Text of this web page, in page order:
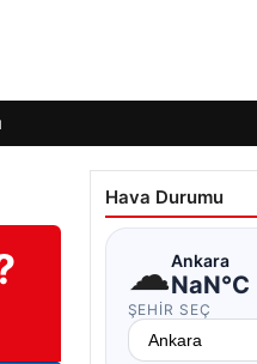
Hava Durumu
☁Ankara
NaN°C
ŞEHIR SEÇ